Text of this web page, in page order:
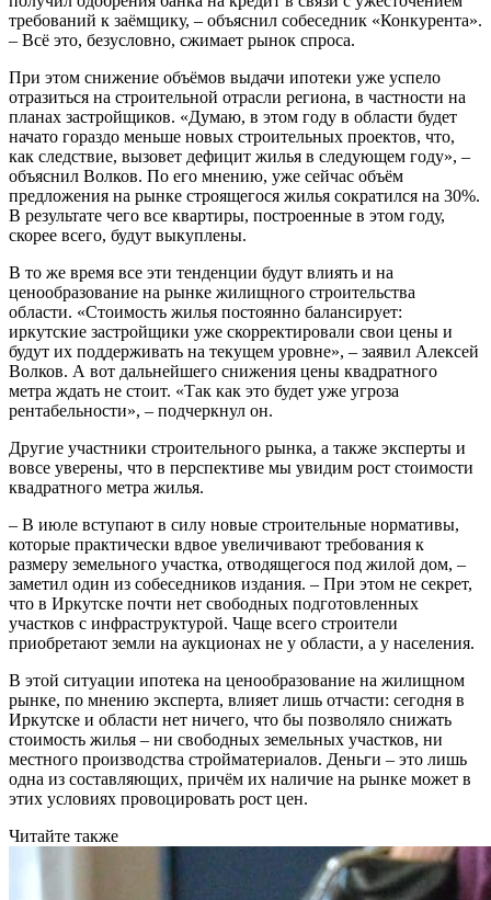
требований к заёмщику, – объяснил собеседник «Конкурента».
– Всё это, безусловно, сжимает рынок спроса.
При этом снижение объёмов выдачи ипотеки уже успело
отразиться на строительной отрасли региона, в частности на
планах застройщиков. «Думаю, в этом году в области будет
начато гораздо меньше новых строительных проектов, что,
как следствие, вызовет дефицит жилья в следующем году», –
объяснил Волков. По его мнению, уже сейчас объём
предложения на рынке строящегося жилья сократился на 30%.
В результате чего все квартиры, построенные в этом году,
скорее всего, будут выкуплены.
В то же время все эти тенденции будут влиять и на
ценообразование на рынке жилищного строительства
области. «Стоимость жилья постоянно балансирует:
иркутские застройщики уже скорректировали свои цены и
будут их поддерживать на текущем уровне», – заявил Алексей
Волков. А вот дальнейшего снижения цены квадратного
метра ждать не стоит. «Так как это будет уже угроза
рентабельности», – подчеркнул он.
Другие участники строительного рынка, а также эксперты и
вовсе уверены, что в перспективе мы увидим рост стоимости
квадратного метра жилья.
– В июле вступают в силу новые строительные нормативы,
которые практически вдвое увеличивают требования к
размеру земельного участка, отводящегося под жилой дом, –
заметил один из собеседников издания. – При этом не секрет,
что в Иркутске почти нет свободных подготовленных
участков с инфраструктурой. Чаще всего строители
приобретают земли на аукционах не у области, а у населения.
В этой ситуации ипотека на ценообразование на жилищном
рынке, по мнению эксперта, влияет лишь отчасти: сегодня в
Иркутске и области нет ничего, что бы позволяло снижать
стоимость жилья – ни свободных земельных участков, ни
местного производства стройматериалов. Деньги – это лишь
одна из составляющих, причём их наличие на рынке может в
этих условиях провоцировать рост цен.
Читайте также